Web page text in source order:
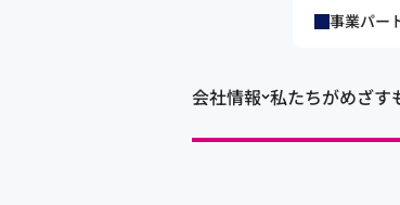
事業パー
会社情報 私たちがめざす